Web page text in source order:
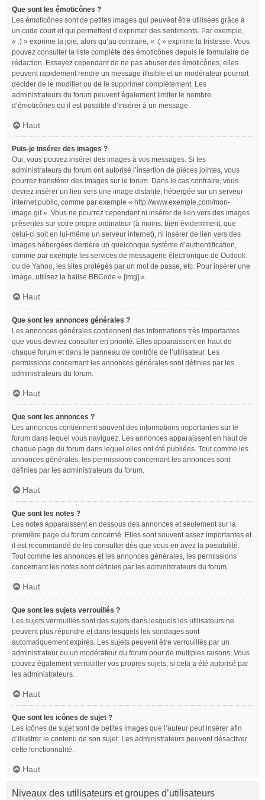
Que sont les émoticônes ?
Les émoticônes sont de petites images qui peuvent être utilisées grâce à
un code court et qui permettent d’exprimer des sentiments. Par exemple,
« :) » exprime la joie, alors qu’au contraire, « :( » exprime la tristesse. Vous
pouvez consulter la liste complète des émoticônes depuis le formulaire de
rédaction. Essayez cependant de ne pas abuser des émoticônes, elles
peuvent rapidement rendre un message illisible et un modérateur pourrait
décider de le modifier ou de le supprimer complètement. Les
administrateurs du forum peuvent également limiter le nombre
d’émoticônes qu’il est possible d’insérer à un message.
Haut
Puis-je insérer des images ?
Oui, vous pouvez insérer des images à vos messages. Si les
administrateurs du forum ont autorisé l’insertion de pièces jointes, vous
pourrez transférer des images sur le forum. Dans le cas contraire, vous
devrez insérer un lien vers une image distante, hébergée sur un serveur
internet public, comme par exemple « http://www.exemple.com/mon-
image.gif ». Vous ne pourrez cependant ni insérer de lien vers des images
présentes sur votre propre ordinateur (à moins, bien évidemment, que
celui-ci soit en lui-même un serveur internet), ni insérer de lien vers des
images hébergées derrière un quelconque système d’authentification,
comme par exemple les services de messagerie électronique de Outlook
ou de Yahoo, les sites protégés par un mot de passe, etc. Pour insérer une
image, utilisez la balise BBCode « [img] ».
Haut
Que sont les annonces générales ?
Les annonces générales contiennent des informations très importantes
que vous devriez consulter en priorité. Elles apparaissent en haut de
chaque forum et dans le panneau de contrôle de l’utilisateur. Les
permissions concernant les annonces générales sont définies par les
administrateurs du forum.
Haut
Que sont les annonces ?
Les annonces contiennent souvent des informations importantes sur le
forum dans lequel vous naviguez. Les annonces apparaissent en haut de
chaque page du forum dans lequel elles ont été publiées. Tout comme les
annonces générales, les permissions concernant les annonces sont
définies par les administrateurs du forum.
Haut
Que sont les notes ?
Les notes apparaissent en dessous des annonces et seulement sur la
première page du forum concerné. Elles sont souvent assez importantes et
il est recommandé de les consulter dès que vous en avez la possibilité.
Tout comme les annonces et les annonces générales, les permissions
concernant les notes sont définies par les administrateurs du forum.
Haut
Que sont les sujets verrouillés ?
Les sujets verrouillés sont des sujets dans lesquels les utilisateurs ne
peuvent plus répondre et dans lesquels les sondages sont
automatiquement expirés. Les sujets peuvent être verrouillés par un
administrateur ou un modérateur du forum pour de multiples raisons. Vous
pouvez également verrouiller vos propres sujets, si cela a été autorisé par
les administrateurs.
Haut
Que sont les icônes de sujet ?
Les icônes de sujet sont de petites images que l’auteur peut insérer afin
d’illustrer le contenu de son sujet. Les administrateurs peuvent désactiver
cette fonctionnalité.
Haut
Niveaux des utilisateurs et groupes d’utilisateurs